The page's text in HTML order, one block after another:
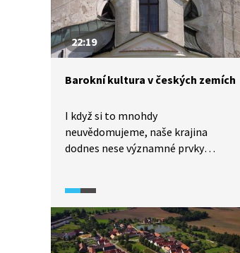
22:19
Barokní kultura v českých zemích
I když si to mnohdy
neuvědomujeme, naše krajina
dodnes nese významné prvky
poznamenány, nebo v něm vznikly
či byly přestavěny. Podívejte se
na přehled nejvýznamnějších
barokních staveb na našem území